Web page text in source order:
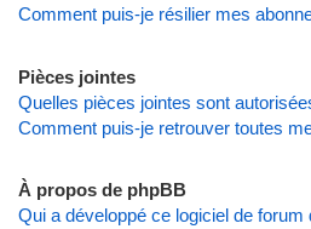
Comment puis-je résilier mes
Pièces jointes
Quelles pièces jointes sont
Comment puis-je retrouver toutes
À propos de phpBB
Qui a développé ce logiciel de